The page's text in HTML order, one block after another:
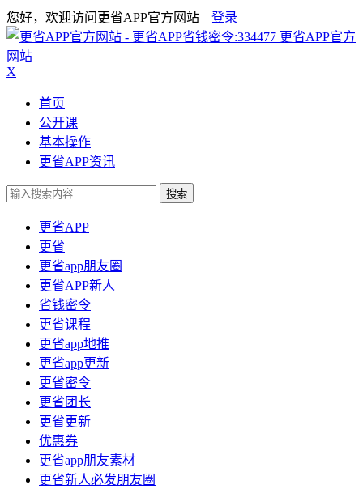
您好，欢迎访问更省APP官方网站 | 登录
更省APP官方
网站
X
首页
公开课
基本操作
更省APP资讯
搜索
更省APP
更省
更省app朋友圈
更省APP新人
省钱密令
更省课程
更省app地推
更省app更新
更省密令
更省团长
更省更新
优惠券
更省app朋友素材
更省新人必发朋友圈